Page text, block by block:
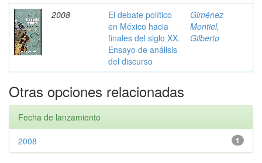
2008
El debate político
en México hacia
finales del siglo XX.
Ensayo de análisis
del discurso
Giménez
Montiel,
Gilberto
Otras opciones relacionadas
Fecha de lanzamiento
1
2008